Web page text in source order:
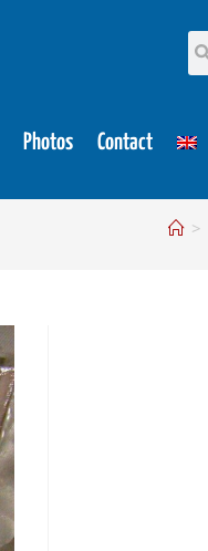
Photos Contact
>